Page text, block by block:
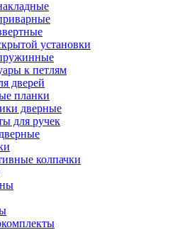
установки
к петлям
дверей
планки
дверные
для ручек
колпачки